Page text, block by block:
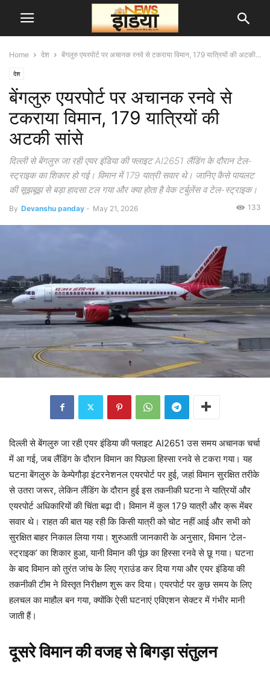
Home देश बेंगलुरु एयरपोर्ट पर अचानक रनवे से टकराया विमान, 179 यात्रियों की अटकी...
देश
बेंगलुरु एयरपोर्ट पर अचानक रनवे से
टकराया विमान, 179 यात्रियों की
अटकी सांसे
दिल्ली से बेंगलुरु जा रही एयर इंडिया की फ्लाइट AI2651 लैंडिंग के दौरान टेल-
स्ट्राइक का शिकार हो गई। विमान में 179 यात्री सवार थे। जानिए कैसे पायलट
की सूझबूझ से बड़ा हादसा टल गया और क्या होता है वेक टर्बुलेंस व टेल-स्ट्राइक।
By Devanshu panday - May 21, 2026 133
दिल्ली से बेंगलुरु जा रही एयर इंडिया की फ्लाइट AI2651 उस समय अचानक चर्चा
में आ गई, जब लैंडिंग के दौरान विमान का पिछला हिस्सा रनवे से टकरा गया। यह
घटना बेंगलुरु के केम्पेगौड़ा इंटरनेशनल एयरपोर्ट पर हुई, जहां विमान सुरक्षित तरीके
से उतरा जरूर, लेकिन लैंडिंग के दौरान हुई इस तकनीकी घटना ने यात्रियों और
एयरपोर्ट अधिकारियों की चिंता बढ़ा दी। विमान में कुल 179 यात्री और क्रू मेंबर
सवार थे। राहत की बात यह रही कि किसी यात्री को चोट नहीं आई और सभी को
सुरक्षित बाहर निकाल लिया गया। शुरुआती जानकारी के अनुसार, विमान ‘टेल-
स्ट्राइक’ का शिकार हुआ, यानी विमान की पूंछ का हिस्सा रनवे से छू गया। घटना
के बाद विमान को तुरंत जांच के लिए ग्राउंड कर दिया गया और एयर इंडिया की
तकनीकी टीम ने विस्तृत निरीक्षण शुरू कर दिया। एयरपोर्ट पर कुछ समय के लिए
हलचल का माहौल बन गया, क्योंकि ऐसी घटनाएं एविएशन सेक्टर में गंभीर मानी
जाती हैं।
दूसरे विमान की वजह से बिगड़ा संतुलन